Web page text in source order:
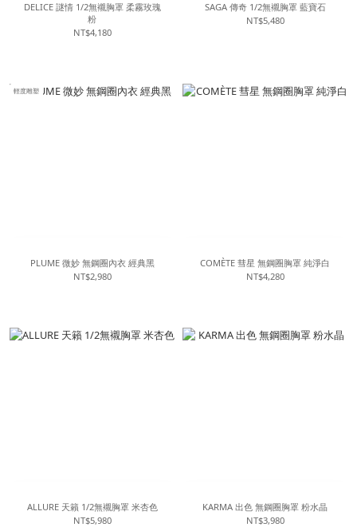
DELICE 謎情 1/2無襯胸罩 柔霧玫瑰
粉
NT$4,180
SAGA 傳奇 1/2無襯胸罩 藍寶石
NT$5,480
輕度雕塑
PLUME 微妙 無鋼圈內衣 經典黑
NT$2,980
COMÈTE 彗星 無鋼圈胸罩 純淨白
NT$4,280
ALLURE 天籟 1/2無襯胸罩 米杏色
NT$5,980
KARMA 出色 無鋼圈胸罩 粉水晶
NT$3,980